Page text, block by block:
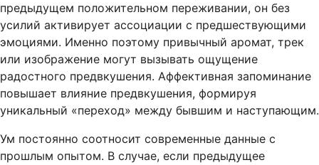
предыдущем положительном переживании, он без
усилий активирует ассоциации с предшествующими
эмоциями. Именно поэтому привычный аромат, трек
или изображение могут вызывать ощущение
радостного предвкушения. Аффективная запоминание
повышает влияние предвкушения, формируя
уникальный «переход» между бывшим и наступающим.
Ум постоянно соотносит современные данные с
прошлым опытом. В случае, если предыдущее